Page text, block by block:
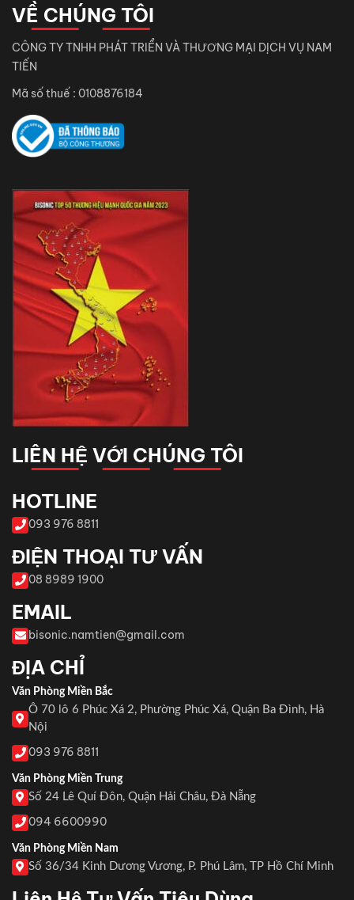
VỀ CHÚNG TÔI
CÔNG TY TNHH PHÁT TRIỂN VÀ THƯƠNG MẠI DỊCH VỤ NAM
TIẾN
Mã số thuế : 0108876184
LIÊN HỆ VỚI CHÚNG TÔI
HOTLINE
093 976 8811
ĐIỆN THOẠI TƯ VẤN
08 8989 1900
EMAIL
bisonic.namtien@gmail.com
ĐỊA CHỈ
Văn Phòng Miền Bắc
Ô 70 lô 6 Phúc Xá 2, Phường Phúc Xá, Quận Ba Đình, Hà
Nội
093 976 8811
Văn Phòng Miền Trung
Số 24 Lê Quí Đôn, Quận Hải Châu, Đà Nẵng
094 6600990
Văn Phòng Miền Nam
Số 36/34 Kinh Dương Vương, P. Phú Lâm, TP Hồ Chí Minh